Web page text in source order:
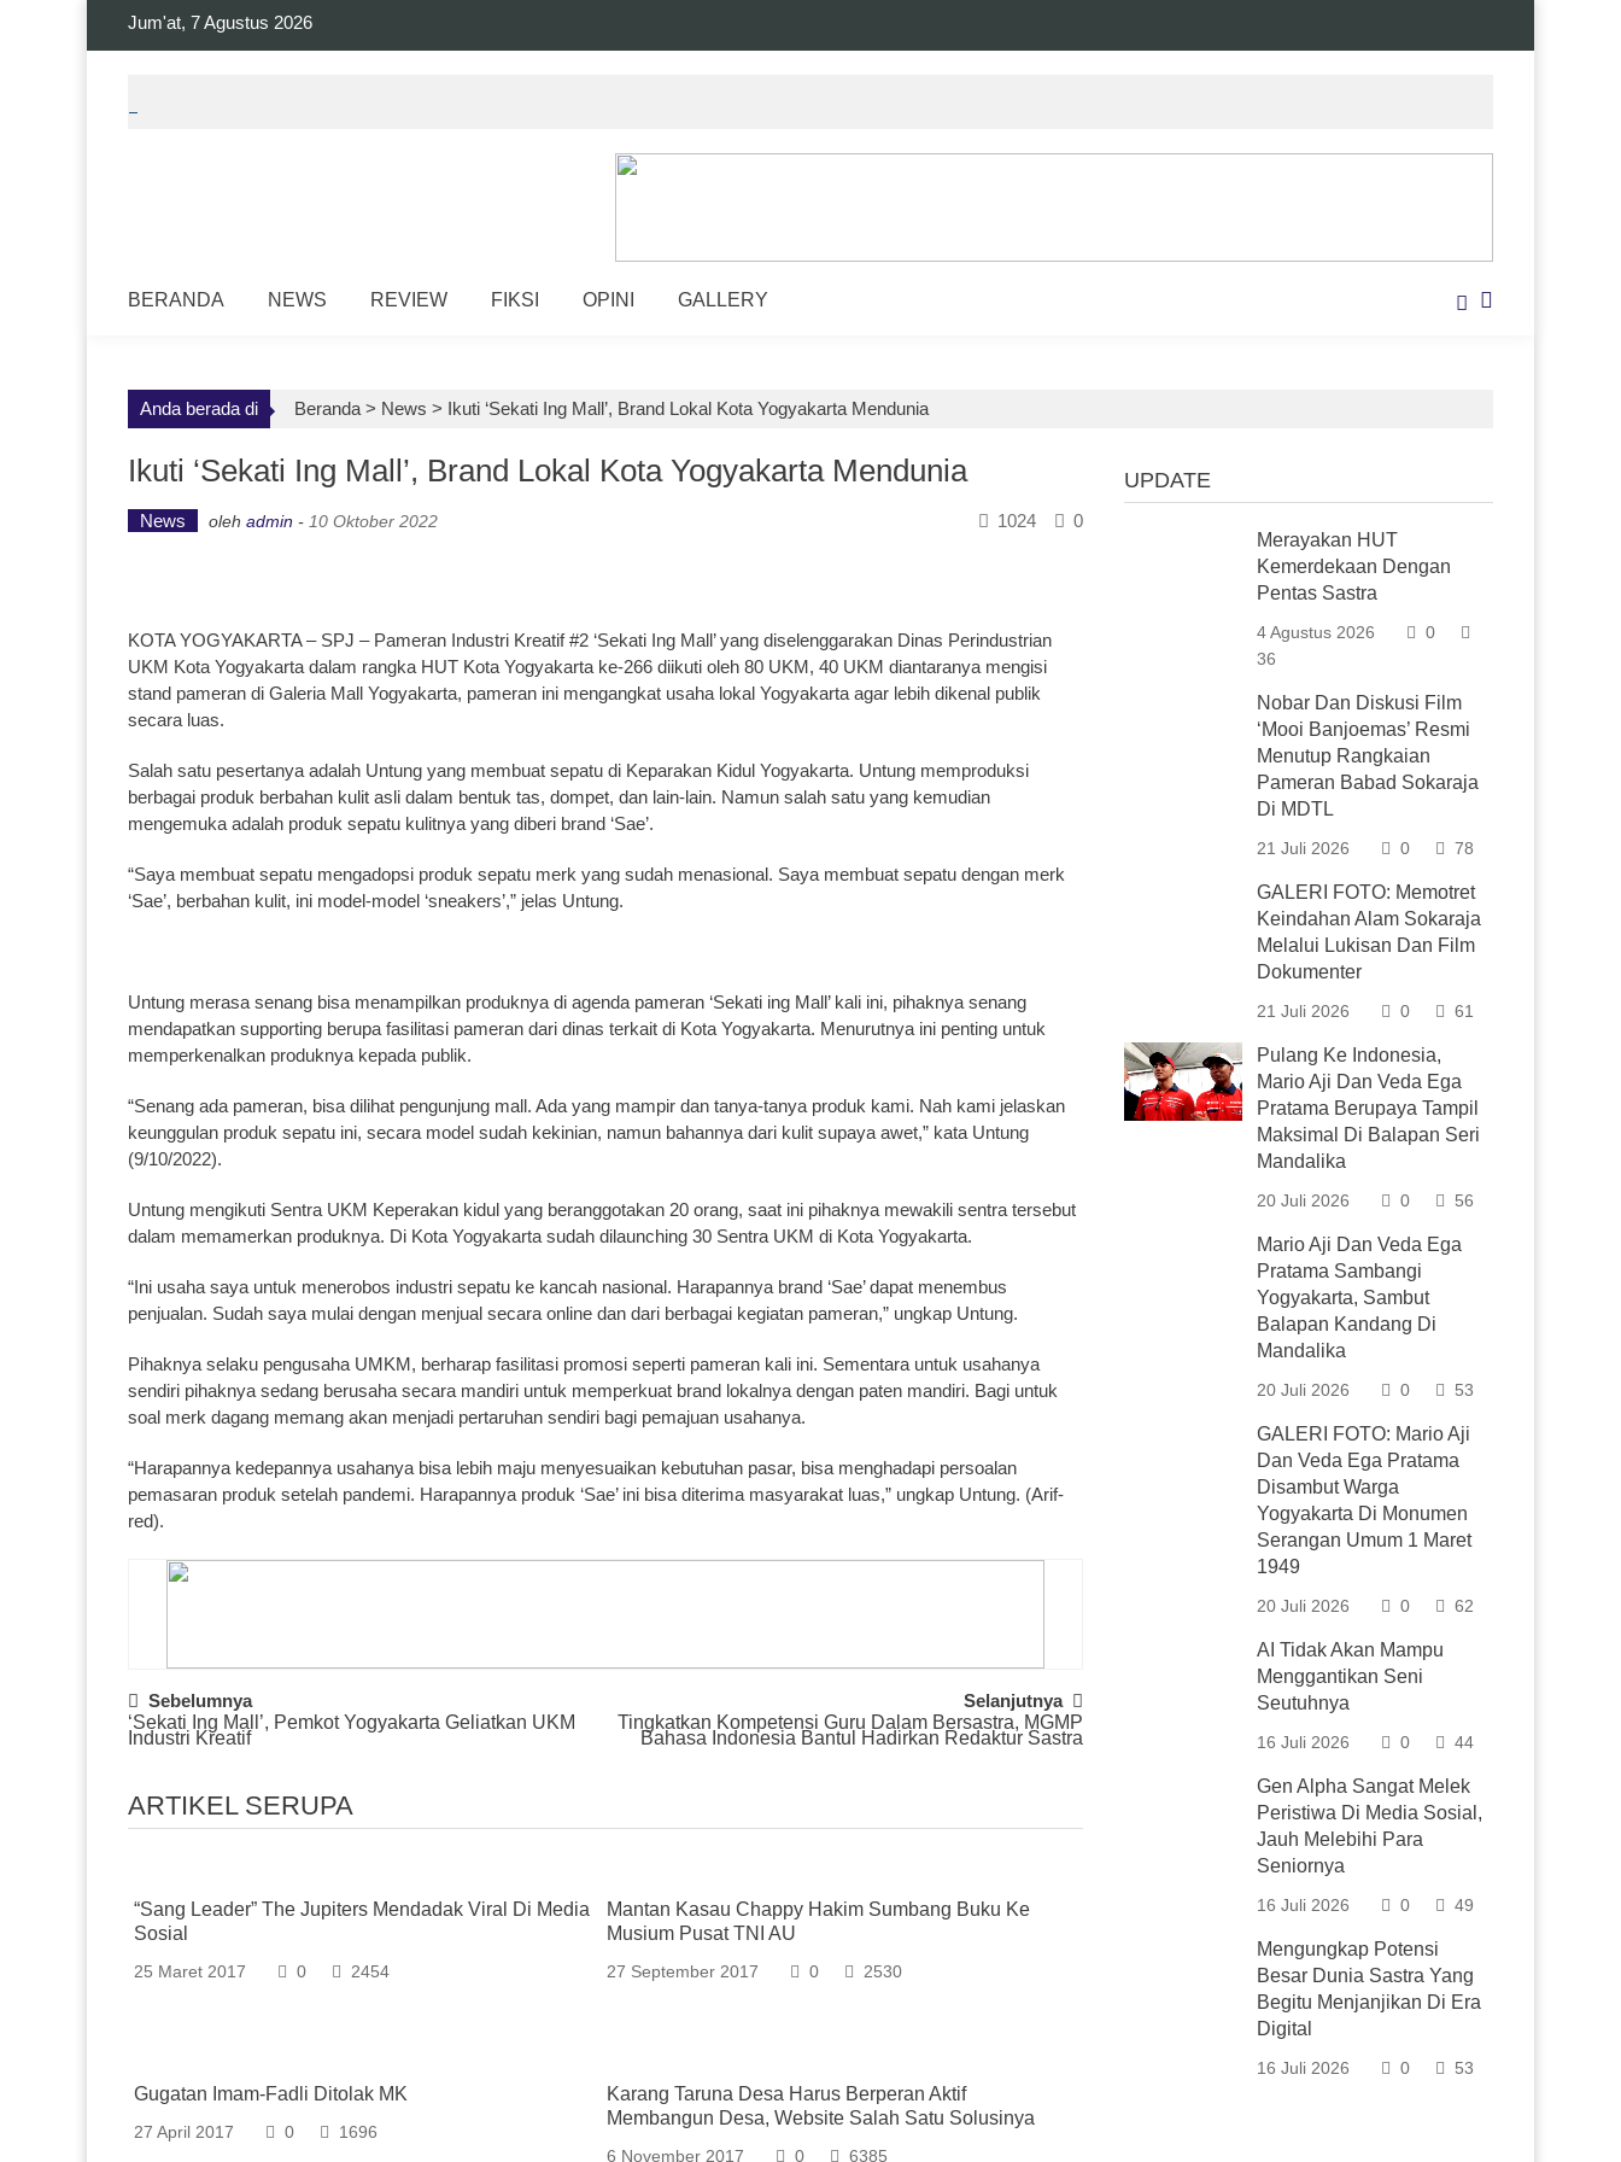
Jum'at, 7 Agustus 2026
BERANDA NEWS REVIEW FIKSI OPINI GALLERY
Anda berada di Beranda > News > Ikuti ‘Sekati Ing Mall’, Brand Lokal Kota Yogyakarta Mendunia
Ikuti ‘Sekati Ing Mall’, Brand Lokal Kota Yogyakarta Mendunia
News oleh admin - 10 Oktober 2022 0
1024
KOTA YOGYAKARTA – SPJ – Pameran Industri Kreatif #2 ‘Sekati Ing Mall’ yang diselenggarakan Dinas Perindustrian
UKM Kota Yogyakarta dalam rangka HUT Kota Yogyakarta ke-266 diikuti oleh 80 UKM, 40 UKM diantaranya mengisi
stand pameran di Galeria Mall Yogyakarta, pameran ini mengangkat usaha lokal Yogyakarta agar lebih dikenal publik
secara luas.
Salah satu pesertanya adalah Untung yang membuat sepatu di Keparakan Kidul Yogyakarta. Untung memproduksi
berbagai produk berbahan kulit asli dalam bentuk tas, dompet, dan lain-lain. Namun salah satu yang kemudian
mengemuka adalah produk sepatu kulitnya yang diberi brand ‘Sae’.
“Saya membuat sepatu mengadopsi produk sepatu merk yang sudah menasional. Saya membuat sepatu dengan merk
‘Sae’, berbahan kulit, ini model-model ‘sneakers’,” jelas Untung.
Untung merasa senang bisa menampilkan produknya di agenda pameran ‘Sekati ing Mall’ kali ini, pihaknya senang
mendapatkan supporting berupa fasilitasi pameran dari dinas terkait di Kota Yogyakarta. Menurutnya ini penting untuk
memperkenalkan produknya kepada publik.
“Senang ada pameran, bisa dilihat pengunjung mall. Ada yang mampir dan tanya-tanya produk kami. Nah kami jelaskan
keunggulan produk sepatu ini, secara model sudah kekinian, namun bahannya dari kulit supaya awet,” kata Untung
(9/10/2022).
Untung mengikuti Sentra UKM Keperakan kidul yang beranggotakan 20 orang, saat ini pihaknya mewakili sentra tersebut
dalam memamerkan produknya. Di Kota Yogyakarta sudah dilaunching 30 Sentra UKM di Kota Yogyakarta.
“Ini usaha saya untuk menerobos industri sepatu ke kancah nasional. Harapannya brand ‘Sae’ dapat menembus
penjualan. Sudah saya mulai dengan menjual secara online dan dari berbagai kegiatan pameran,” ungkap Untung.
Pihaknya selaku pengusaha UMKM, berharap fasilitasi promosi seperti pameran kali ini. Sementara untuk usahanya
sendiri pihaknya sedang berusaha secara mandiri untuk memperkuat brand lokalnya dengan paten mandiri. Bagi untuk
soal merk dagang memang akan menjadi pertaruhan sendiri bagi pemajuan usahanya.
“Harapannya kedepannya usahanya bisa lebih maju menyesuaikan kebutuhan pasar, bisa menghadapi persoalan
pemasaran produk setelah pandemi. Harapannya produk ‘Sae’ ini bisa diterima masyarakat luas,” ungkap Untung. (Arif-
red).
Post
Navigation
Sebelumnya
‘Sekati Ing Mall’, Pemkot Yogyakarta Geliatkan UKM
Industri Kreatif
Selanjutnya
Tingkatkan Kompetensi Guru Dalam Bersastra, MGMP
Bahasa Indonesia Bantul Hadirkan Redaktur Sastra
ARTIKEL SERUPA
“Sang Leader” The Jupiters Mendadak Viral Di Media
Sosial
25 Maret 2017 0 2454
Mantan Kasau Chappy Hakim Sumbang Buku Ke
Musium Pusat TNI AU
27 September 2017 0 2530
Gugatan Imam-Fadli Ditolak MK
27 April 2017 0 1696
Karang Taruna Desa Harus Berperan Aktif
Membangun Desa, Website Salah Satu Solusinya
6 November 2017 0 6385
UPDATE
Merayakan HUT
Kemerdekaan Dengan
Pentas Sastra
4 Agustus 2026
0
36
Nobar Dan Diskusi Film
‘Mooi Banjoemas’ Resmi
Menutup Rangkaian
Pameran Babad Sokaraja
Di MDTL
21 Juli 2026 0 78
GALERI FOTO: Memotret
Keindahan Alam Sokaraja
Melalui Lukisan Dan Film
Dokumenter
21 Juli 2026 0 61
Pulang Ke Indonesia,
Mario Aji Dan Veda Ega
Pratama Berupaya Tampil
Maksimal Di Balapan Seri
Mandalika
20 Juli 2026 0 56
Mario Aji Dan Veda Ega
Pratama Sambangi
Yogyakarta, Sambut
Balapan Kandang Di
Mandalika
20 Juli 2026 0 53
GALERI FOTO: Mario Aji
Dan Veda Ega Pratama
Disambut Warga
Yogyakarta Di Monumen
Serangan Umum 1 Maret
1949
20 Juli 2026 0 62
AI Tidak Akan Mampu
Menggantikan Seni
Seutuhnya
16 Juli 2026 0 44
Gen Alpha Sangat Melek
Peristiwa Di Media Sosial,
Jauh Melebihi Para
Seniornya
16 Juli 2026 0 49
Mengungkap Potensi
Besar Dunia Sastra Yang
Begitu Menjanjikan Di Era
Digital
16 Juli 2026 0 53